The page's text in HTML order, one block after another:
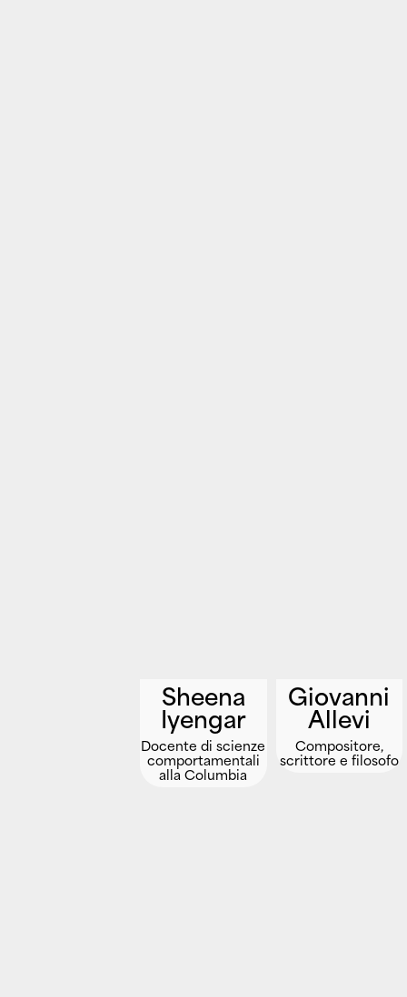
Sheena
Iyengar
Docente di scienze
comportamentali
alla Columbia
Giovanni
Allevi
Compositore,
scrittore e filosofo